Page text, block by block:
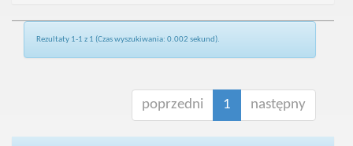
Rezultaty 1-1 z 1 (Czas wyszukiwania: 0.002 sekund).
poprzedni 1 następny